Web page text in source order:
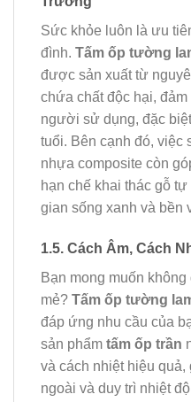
Sức khỏe luôn là ưu
đình. Tấm ốp tường
được sản xuất từ
chứa chất độc hại,
người sử dụng, đặc
tuổi. Bên cạnh đó, việc
nhựa composite còn
hạn chế khai thác gỗ
gian sống xanh và bền
1.5. Cách Âm, Cách
Bạn mong muốn
mẻ? Tấm ốp tường
đáp ứng nhu cầu của
sản phẩm tấm ốp trần
và cách nhiệt hiệu
ngoài và duy trì nhiệt